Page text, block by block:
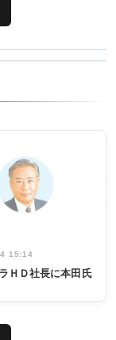
15:14
ＨＤ社長に本田氏